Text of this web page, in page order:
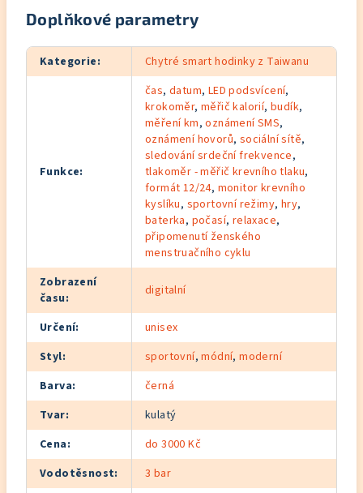
Doplňkové parametry
Kategorie: Chytré smart hodinky z Taiwanu
Funkce:
čas,datum, LED podsvícení,
krokoměr,měřič kalorií,budík,
měření km,oznámení SMS,
oznámení hovorů, sociální sítě,
sledování srdeční frekvence,
tlakoměr - měřič krevního tlaku,
formát 12/24, monitor krevního
kyslíku, sportovní režimy, hry,
baterka, počasí, relaxace,
připomenutí ženského
menstruačního cyklu
Zobrazení
času: digitalní
Určení:
unisex
Styl: sportovní,módní,moderní
Barva:
černá
Tvar:
kulatý
Cena:
do 3000 Kč
Vodotěsnost:
3 bar